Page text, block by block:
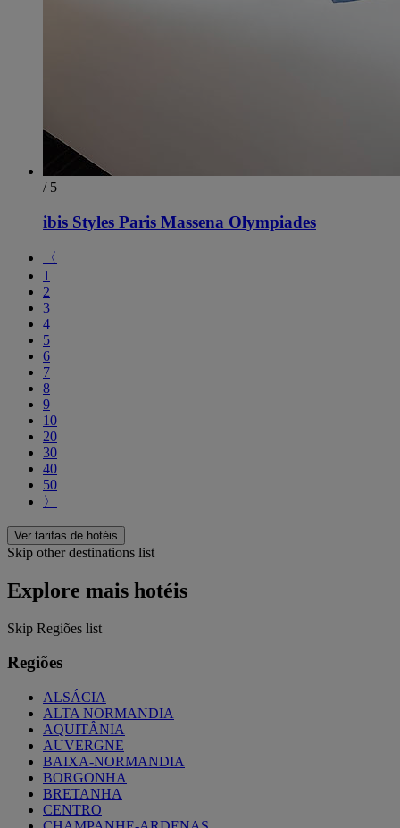
/ 5
ibis Styles Paris Massena Olympiades
〈
1
2
3
4
5
6
7
8
9
10
20
30
40
50
〉
Ver tarifas de hotéis
Skip other destinations list
Explore mais hotéis
Skip Regiões list
Regiões
ALSÁCIA
ALTA NORMANDIA
AQUITÂNIA
AUVERGNE
BAIXA-NORMANDIA
BORGONHA
BRETANHA
CENTRO